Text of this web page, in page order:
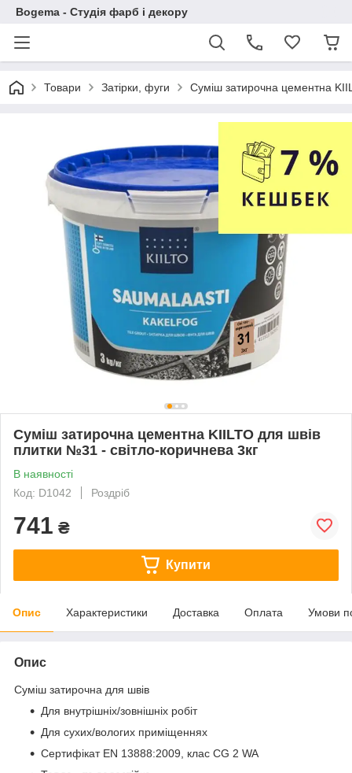
Bogema - Студія фарб і декору
Товари Затірки, фуги Суміш затирочна цементна
Суміш затирочна цементна KIILTO для швів
плитки №31 - світло-коричнева 3кг
В наявності
Код: D1042
Роздріб
741 ₴
Купити
Опис Характеристики Доставка Оплата Умови
Опис
Суміш затирочна для швів
Для внутрішніх/зовнішніх робіт
Для сухих/вологих приміщеннях
Сертифікат EN 13888:2009, клас CG 2 WA